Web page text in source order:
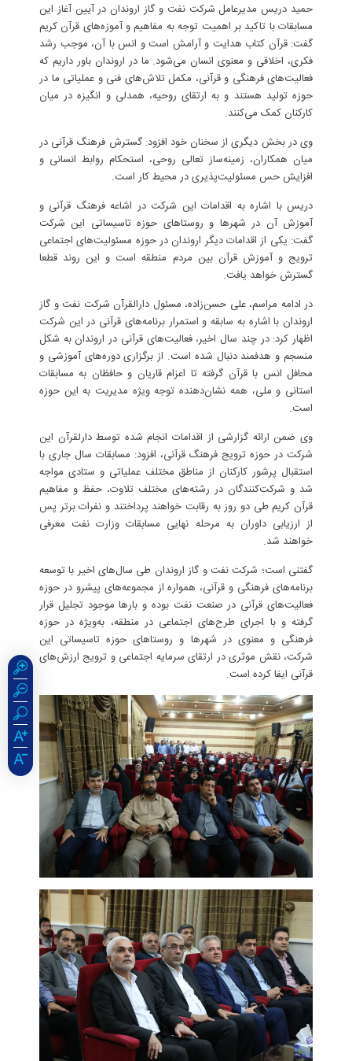
حمید دریس مدیرعامل شرکت نفت و گاز اروندان در آیین آغاز این
مسابقات با تاکید بر اهمیت توجه به مفاهیم و آموزه‌های قرآن کریم
گفت: قرآن کتاب هدایت و آرامش است و انس با آن، موجب رشد
فکری، اخلاقی و معنوی انسان می‌شود. ما در اروندان باور داریم که
فعالیت‌های فرهنگی و قرآنی، مکمل تلاش‌های فنی و عملیاتی ما در
حوزه تولید هستند و به ارتقای روحیه، همدلی و انگیزه در میان
کارکنان کمک می‌کنند.
وی در بخش دیگری از سخنان خود افزود: گسترش فرهنگ قرآنی در
میان همکاران، زمینه‌ساز تعالی روحی، استحکام روابط انسانی و
افزایش حس مسئولیت‌پذیری در محیط کار است.
دریس با اشاره به اقدامات این شرکت در اشاعه فرهنگ قرآنی و
آموزش آن در شهرها و روستاهای حوزه تاسیساتی این شرکت
گفت: یکی از اقدامات دیگر اروندان در حوزه مسئولیت‌های اجتماعی
ترویج و آموزش قرآن بین مردم منطقه است و این روند قطعا
گسترش خواهد یافت.
در ادامه مراسم، علی حسن‌زاده، مسئول دارالقرآن شرکت نفت و گاز
اروندان با اشاره به سابقه و استمرار برنامه‌های قرآنی در این شرکت
اظهار کرد: در چند سال اخیر، فعالیت‌های قرآنی در اروندان به شکل
منسجم و هدفمند دنبال شده است. از برگزاری دوره‌های آموزشی و
محافل انس با قرآن گرفته تا اعزام قاریان و حافظان به مسابقات
استانی و ملی، همه نشان‌دهنده توجه ویژه مدیریت به این حوزه
است.
وی ضمن ارائه گزارشی از اقدامات انجام شده توسط دارلقرآن این
شرکت در حوزه ترویج فرهنگ قرآنی، افزود: مسابقات سال جاری با
استقبال پرشور کارکنان از مناطق مختلف عملیاتی و ستادی مواجه
شد و شرکت‌کنندگان در رشته‌های مختلف تلاوت، حفظ و مفاهیم
قرآن کریم طی دو روز به رقابت خواهند پرداختند و نفرات برتر پس
از ارزیابی داوران به مرحله نهایی مسابقات وزارت نفت معرفی
خواهند شد.
گفتنی است؛ شرکت نفت و گاز اروندان طی سال‌های اخیر با توسعه
برنامه‌های فرهنگی و قرآنی، همواره از مجموعه‌های پیشرو در حوزه
فعالیت‌های قرآنی در صنعت نفت بوده و بارها موجود تجلیل قرار
گرفته و با اجرای طرح‌های اجتماعی در منطقه، به‌ویژه در حوزه
فرهنگی و معنوی در شهرها و روستاهای حوزه تاسیساتی این
شرکت، نقش موثری در ارتقای سرمایه اجتماعی و ترویج ارزش‌های
قرآنی ایفا کرده است.